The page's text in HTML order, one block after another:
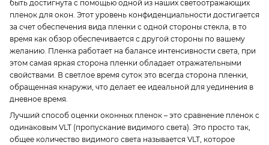
быть достигнута с помощью одной из наших светоотражающих
пленок для окон. Этот уровень конфиденциальности достигается
за счет обеспечения вида пленки с одной стороны стекла, в то
время как обзор обеспечивается с другой стороны по вашему
желанию. Пленка работает на балансе интенсивности света, при
этом самая яркая сторона пленки обладает отражательными
свойствами. В светлое время суток это всегда сторона пленки,
обращенная кнаружи, что делает ее идеальной для уединения в
дневное время.
Лучший способ оценки оконных пленок – это сравнение пленок с
одинаковым VLT (пропускание видимого света). Это просто так,
общее количество видимого света называется VLT, которое